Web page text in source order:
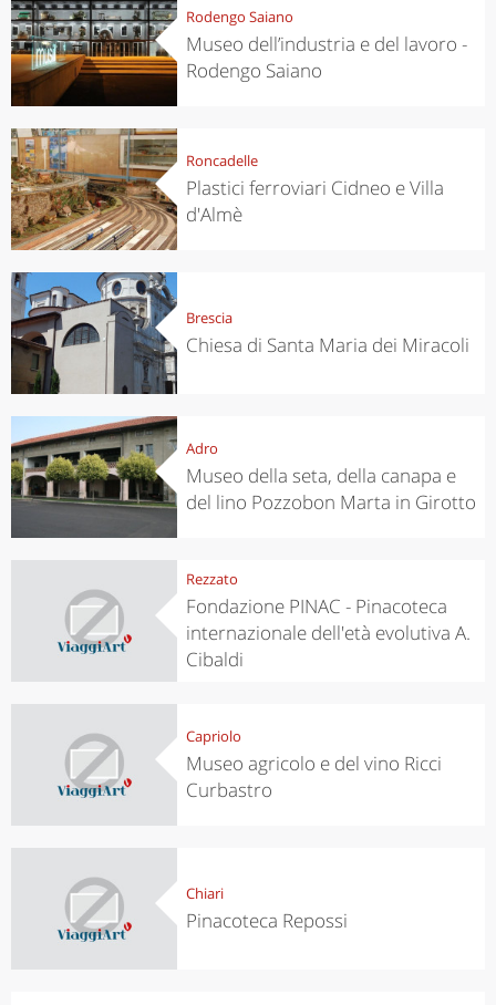
Rodengo Saiano
Museo dell’industria e del lavoro -
Rodengo Saiano
Roncadelle
Plastici ferroviari Cidneo e Villa
d'Almè
Brescia
Chiesa di Santa Maria dei Miracoli
Adro
Museo della seta, della canapa e
del lino Pozzobon Marta in Girotto
Rezzato
Fondazione PINAC - Pinacoteca
internazionale dell'età evolutiva A.
Cibaldi
Capriolo
Museo agricolo e del vino Ricci
Curbastro
Chiari
Pinacoteca Repossi